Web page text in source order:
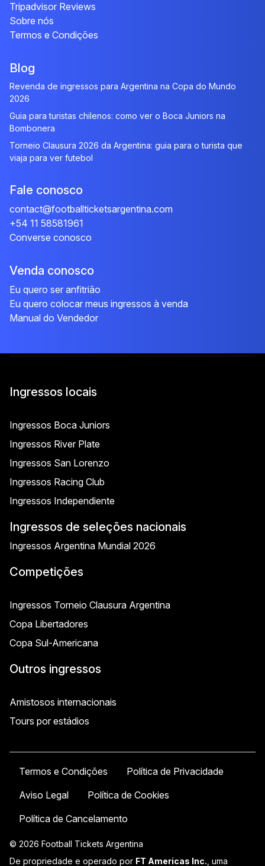
Tripadvisor Reviews
Sobre nós
Termos e Condições
Blog
Revenda de ingressos para Argentina na Copa do Mundo
2026
Guia para turistas chilenos: como ver o Boca Juniors na
Bombonera
Torneio Clausura 2026 da Argentina: guia para o turista que
viaja para ver futebol
Fale conosco
contact@footballticketsargentina.com
+54 11 58581961
Converse conosco
Venda conosco
Eu quero ser anfitrião
Eu quero colocar meus ingressos à venda
Manual do Vendedor
Ingressos locais
Ingressos Boca Juniors
Ingressos River Plate
Ingressos San Lorenzo
Ingressos Racing Club
Ingressos Independiente
Ingressos de seleções nacionais
Ingressos Argentina Mundial 2026
Competições
Ingressos Torneio Clausura Argentina
Copa Libertadores
Copa Sul-Americana
Outros ingressos
Amistosos internacionais
Tours por estádios
Termos e Condições
Política de Privacidade
Aviso Legal
Política de Cookies
Política de Cancelamento
© 2026 Football Tickets Argentina
De propriedade e operado por FT Americas Inc. , uma